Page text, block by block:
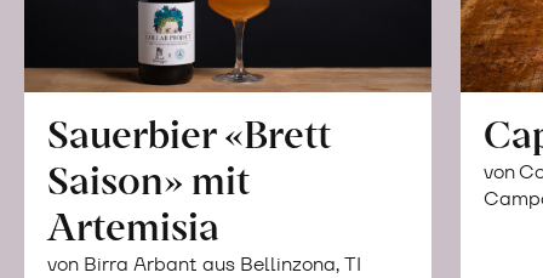
Sauerbier «Brett
Saison» mit
Artemisia
von Birra Arbant aus Bellinzona, TI
von